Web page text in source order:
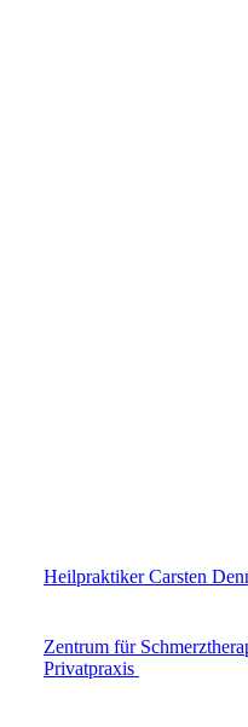
Heilpraktiker Carsten
Zentrum für
Privatpraxis